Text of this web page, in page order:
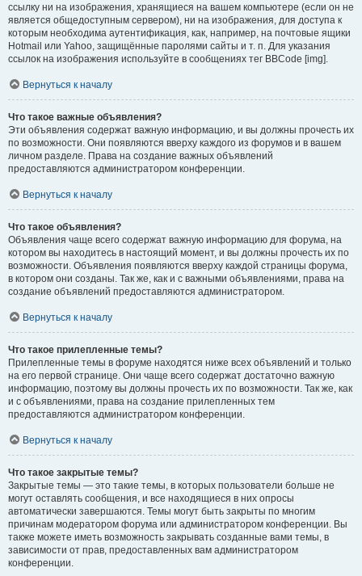
ссылку ни на изображения, хранящиеся на вашем компьютере (если он не
является общедоступным сервером), ни на изображения, для доступа к
которым необходима аутентификация, как, например, на почтовые ящики
Hotmail или Yahoo, защищённые паролями сайты и т. п. Для указания
ссылок на изображения используйте в сообщениях тег BBCode [img].
Вернуться к началу
Что такое важные объявления?
Эти объявления содержат важную информацию, и вы должны прочесть их
по возможности. Они появляются вверху каждого из форумов и в вашем
личном разделе. Права на создание важных объявлений
предоставляются администратором конференции.
Вернуться к началу
Что такое объявления?
Объявления чаще всего содержат важную информацию для форума, на
котором вы находитесь в настоящий момент, и вы должны прочесть их по
возможности. Объявления появляются вверху каждой страницы форума,
в котором они созданы. Так же, как и с важными объявлениями, права на
создание объявлений предоставляются администратором.
Вернуться к началу
Что такое прилепленные темы?
Прилепленные темы в форуме находятся ниже всех объявлений и только
на его первой странице. Они чаще всего содержат достаточно важную
информацию, поэтому вы должны прочесть их по возможности. Так же, как
и с объявлениями, права на создание прилепленных тем
предоставляются администратором конференции.
Вернуться к началу
Что такое закрытые темы?
Закрытые темы — это такие темы, в которых пользователи больше не
могут оставлять сообщения, и все находящиеся в них опросы
автоматически завершаются. Темы могут быть закрыты по многим
причинам модератором форума или администратором конференции. Вы
также можете иметь возможность закрывать созданные вами темы, в
зависимости от прав, предоставленных вам администратором
конференции.